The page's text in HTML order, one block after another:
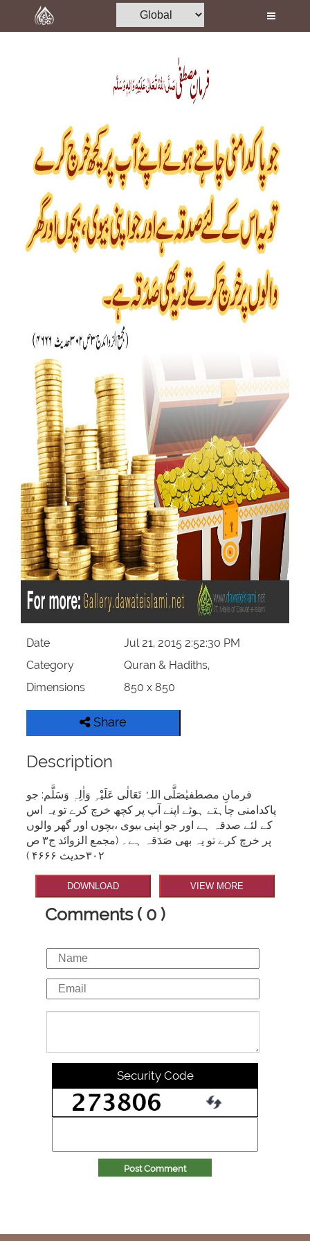
Home
Madani Channel
Volunteer Portal
Rohani Ilaj
Donation
Blog
Our Websites
More
Date
Jul 21, 2015 2:52:30 PM
Category
Quran & Hadiths,
Dimensions
850 x 850
Share
Description
فرمانِ مصطفیٰصَلَّی اللہُ تَعَالٰی عَلَیْہِ وَاٰلِہٖ وَسَلَّم: جو
پاکدامنی چاہتے ہوئے اپنے آپ پر کچھ خرچ کرے تو یہ اس
کے لئے صدقہ ہے اور جو اپنی بیوی ،بچوں اور گھر والوں
پر خرچ کرے تو یہ بھی صَدَقہ ہے۔ (مجمع الزوائد ج۳ ص
۳۰۲حدیث ۴۶۶۶ )
DOWNLOAD VIEW MORE
Comments ( 0 )
Security Code
Post Comment